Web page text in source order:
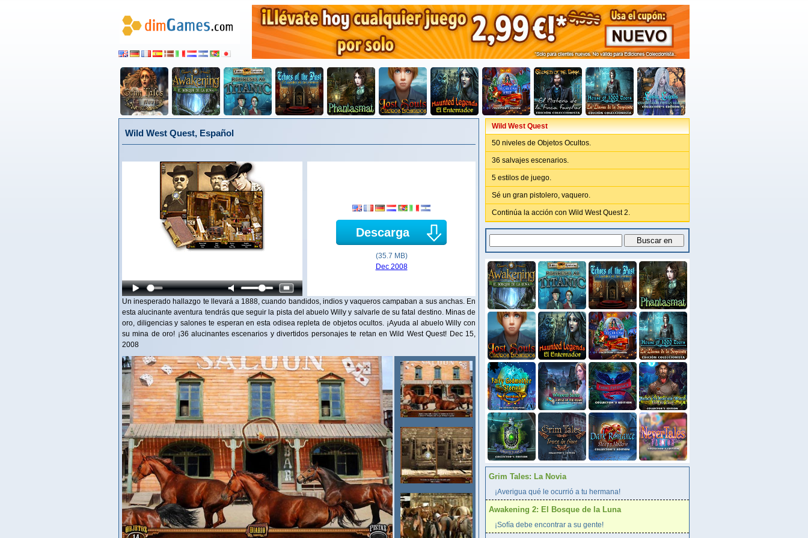
Wild West Quest, Español
Descarga
(35.7 MB)
Dec 2008
Un inesperado hallazgo te llevará a 1888, cuando bandidos, indios y vaqueros campaban a sus anchas. En
esta alucinante aventura tendrás que seguir la pista del abuelo Willy y salvarle de su fatal destino. Minas de
oro, diligencias y salones te esperan en esta odisea repleta de objetos ocultos. ¡Ayuda al abuelo Willy con
su mina de oro! ¡36 alucinantes escenarios y divertidos personajes te retan en Wild West Quest! Dec 15,
2008
Wild West Quest
50 niveles de Objetos Ocultos.
36 salvajes escenarios.
5 estilos de juego.
Sé un gran pistolero, vaquero.
Continúa la acción con Wild West Quest 2.
Grim Tales: La Novia
¡Averigua qué le ocurrió a tu hermana!
Awakening 2: El Bosque de la Luna
¡Sofía debe encontrar a su gente!